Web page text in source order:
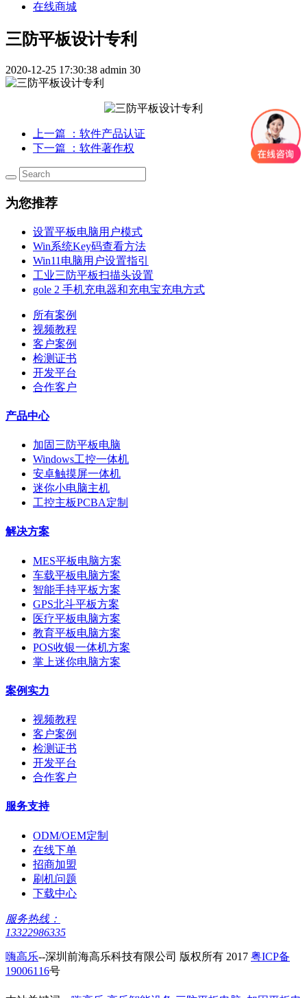
在线商城
三防平板设计专利
2020-12-25 17:30:38 admin 30
上一篇
：软件产品认证
下一篇
：软件著作权
为您推荐
设置平板电脑用户模式
Win系统Key码查看方法
Win11电脑用户设置指引
工业三防平板扫描头设置
gole 2 手机充电器和充电宝充电方式
所有案例
视频教程
客户案例
检测证书
开发平台
合作客户
产品中心
加固三防平板电脑
Windows工控一体机
安卓触摸屏一体机
迷你小电脑主机
工控主板PCBA定制
解决方案
MES平板电脑方案
车载平板电脑方案
智能手持平板方案
GPS北斗平板方案
医疗平板电脑方案
教育平板电脑方案
POS收银一体机方案
掌上迷你电脑方案
案例实力
视频教程
客户案例
检测证书
开发平台
合作客户
服务支持
ODM/OEM定制
在线下单
招商加盟
刷机问题
下载中心
服务热线：
13322986335
嗨高乐--深圳前海高乐科技有限公司 版权所有 2017 粤ICP备
19006116号